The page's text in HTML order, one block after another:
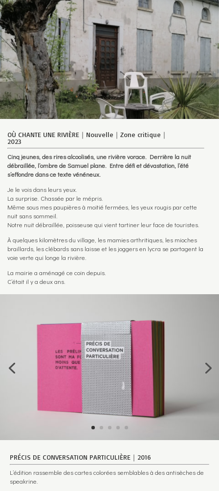
OÙ CHANTE UNE RIVIÈRE｜Nouvelle｜Zone critique｜
2023
Cinq jeunes, des rires alcoolisés, une rivière vorace. Derrière la nuit
débraillée, l’ombre de Samuel plane. Entre défi et dévastation, l’été
s’effondre dans ce texte vénéneux.
Je le vois dans leurs yeux.
La surprise. Chassée par le mépris.
Même sous mes paupières à moitié fermées, les yeux rougis par cette
nuit sans sommeil.
Notre nuit débraillée, poisseuse qui vient tartiner leur face de touristes.
À quelques kilomètres du village, les mamies arthritiques, les mioches
braillards, les clébards sans laisse et les joggers en lycra se partagent la
voie verte qui longe la rivière.
La mairie a aménagé ce coin depuis.
C’était il y a deux ans.
PRÉCIS DE CONVERSATION PARTICULIÈRE｜2016
L’édition rassemble des cartes colorées semblables à des antisèches de
speakrine.